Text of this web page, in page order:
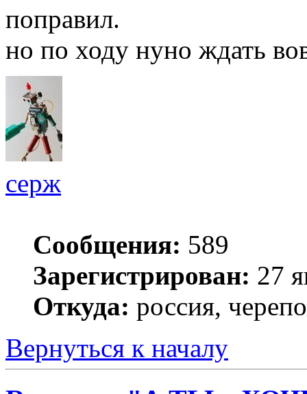
поправил.
но по ходу нуно ждать
серж
Сообщения: 589
Зарегистрирован: 27
Откуда: россия,
Вернуться к началу